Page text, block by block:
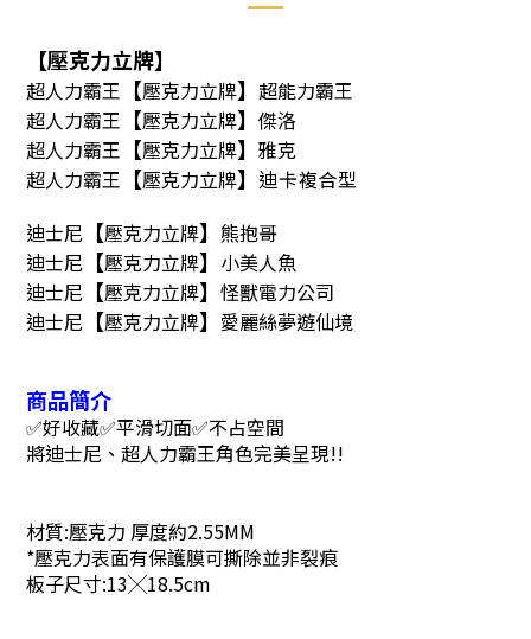
【壓克力立牌】
超人力霸王 【壓克力立牌】 超能力霸王
超人力霸王 【壓克力立牌】 傑洛
超人力霸王 【壓克力立牌】 雅克
超人力霸王 【壓克力立牌】 迪卡複合型
迪士尼 【壓克力立牌】 熊抱哥
迪士尼 【壓克力立牌】 小美人魚
迪士尼 【壓克力立牌】 怪獸電力公司
迪士尼 【壓克力立牌】 愛麗絲夢遊仙境
商品簡介
✅好收藏✅平滑切面✅不占空間
將迪士尼、超人力霸王角色完美呈現!!
材質:壓克力 厚度約2.55MM
*壓克力表面有保護膜可撕除並非裂痕
板子尺寸:13╳18.5cm